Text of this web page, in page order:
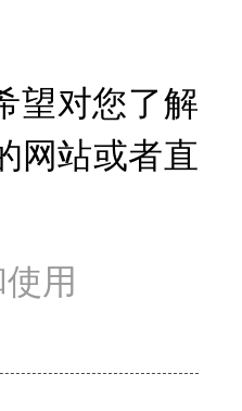
望对您了解
网站或者直
用